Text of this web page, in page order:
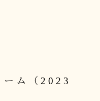
ーム（2023